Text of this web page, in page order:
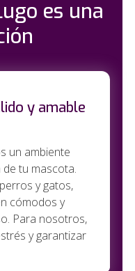
es una
y amable
un ambiente
tu mascota.
y gatos,
cómodos y
Para nosotros,
y garantizar